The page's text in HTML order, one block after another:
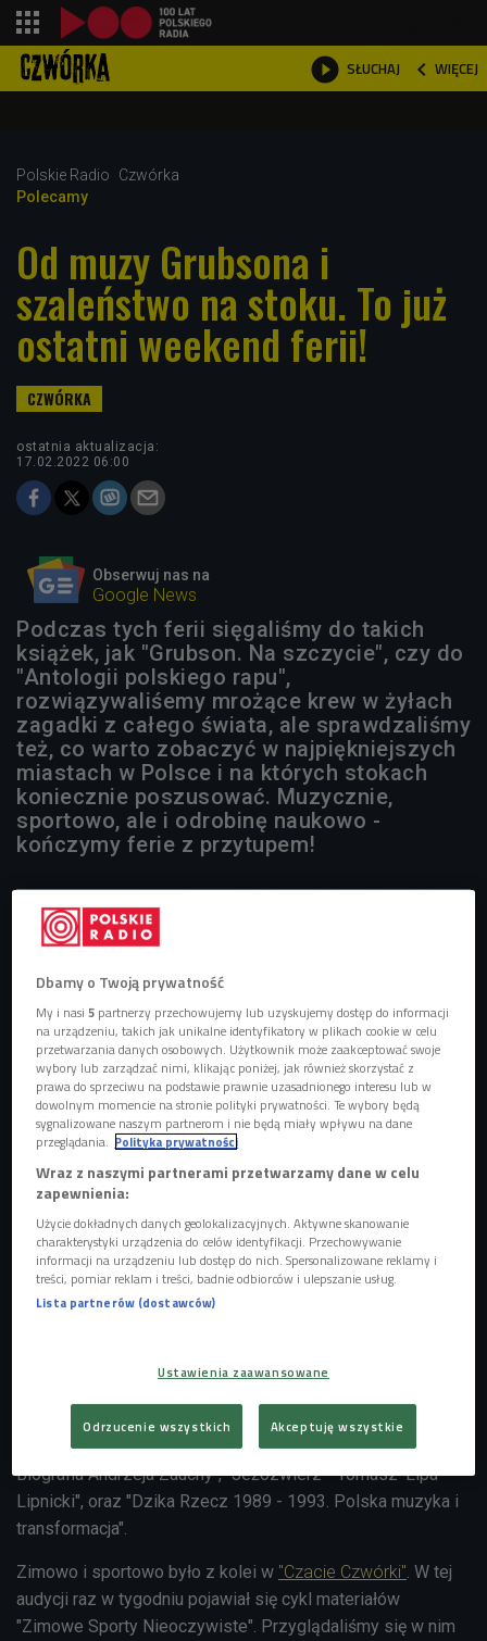
 SŁUCHAJ  WIĘCEJ

Polskie Radio
Czwórka
Polecamy
Od muzy Grubsona i
szaleństwo na stoku. To już
ostatni weekend ferii!
ostatnia aktualizacja:
17.02.2022 06:00
Obserwuj nas na
Google News
Podczas tych ferii sięgaliśmy do takich
książek, jak "Grubson. Na szczycie", czy do
"Antologii polskiego rapu",
rozwiązywaliśemy mrożące krew w żyłach
zagadki z całego świata, ale sprawdzaliśmy
też, co warto zobaczyć w najpiękniejszych
miastach w Polsce i na których stokach
koniecznie poszusować. Muzycznie,
sportowo, ale i odrobinę naukowo -
kończymy ferie z przytupem!
Jest przede wszystkim muzycznie, ale także kulturalnie i
literacko, bo przez ferie zapoznajemy się z 12 tytułami
książkowymi.W każdy wtorek i piątek w"Muzycznym
Lunchu" pojawiały się takie wydawnictwa, jak"30 lat polskiej
sceny techno", "Rahim. Ludzie z tylnego siedzenia",
"Zanim pójdę. Długa droga zespołu Happysad",
200 najważniejszych utworów polskiego rocka",
"Encyklopedia Polskiego Reggae i Ska", "Serca bicie.
Biografia Andrzeja Zauchy", "Jeżozwierz - Tomasz 'Lipa'
Lipnicki", oraz "Dzika Rzecz 1989 - 1993. Polska muzyka i
transformacja".
Zimowo i sportowo było z kolei w "Czacie Czwórki". W tej
audycji raz w tygodniu pojawiał się cykl materiałów
"Zimowe Sporty Nieoczywiste". Przyglądaliśmy się w nim
Dbamy o Twoją prywatność
My i nasi5 partnerzy przechowujemy lub uzyskujemy dostęp do informacji
na urządzeniu, takich jak unikalne identyfikatory w plikach cookie w celu
przetwarzania danych osobowych. Użytkownik może zaakceptować swoje
wybory lub zarządzać nimi, klikając poniżej, jak również skorzystać z
prawa do sprzeciwu na podstawie prawnie uzasadnionego interesu lub w
dowolnym momencie na stronie polityki prywatności. Te wybory będą
sygnalizowane naszym partnerom i nie będą miały wpływu na dane
przeglądania. Polityka prywatności
Wraz z naszymi partnerami przetwarzamy dane w celu
zapewnienia:
Użycie dokładnych danych geolokalizacyjnych. Aktywne skanowanie
charakterystyki urządzenia do celów identyfikacji. Przechowywanie
informacji na urządzeniu lub dostęp do nich. Spersonalizowane reklamy i
treści, pomiar reklam i treści, badnie odbiorców i ulepszanie usług.
Lista partnerów (dostawców)
Ustawienia zaawansowane
Odrzucenie wszystkich Akceptuję wszystkie